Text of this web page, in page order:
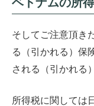
そしてご注意頂き
る（引かれる）保
される（引かれる
所得税に関しては